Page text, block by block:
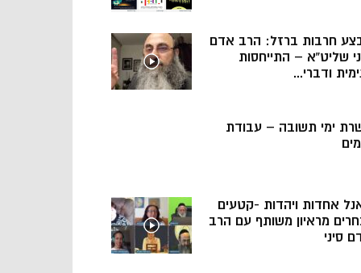
חרבות ברזל: הרב אדם
שליט”א – התייחסות
ודברי...
ימי תשובה – עבודת
אחדות ויהדות -קטעים
מראיון משותף עם הרב
סיני